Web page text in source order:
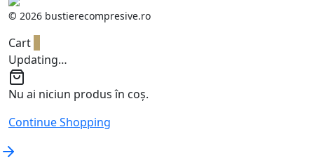
© 2026 bustierecompresive.ro
Cart
Updating…
Nu ai niciun produs în coș.
Continue Shopping